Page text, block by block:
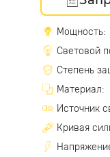
Мощность:
Световой
Степень
Материал:
Источник
Кривая